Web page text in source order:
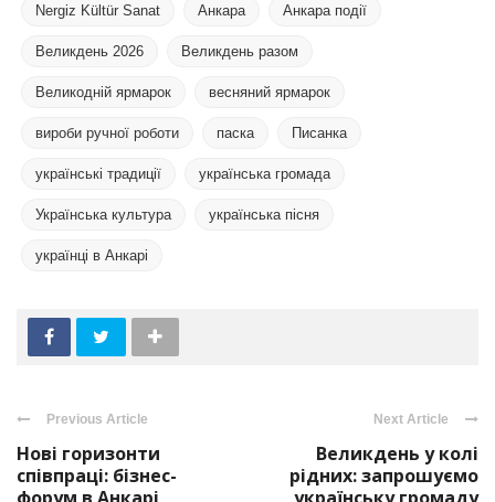
Nergiz Kültür Sanat Анкара Анкара події
Великдень 2026 Великдень разом
Великодній ярмарок весняний ярмарок
вироби ручної роботи паска Писанка
українські традиції українська громада
Українська культура українська пісня
українці в Анкарі
Previous Article
Нові горизонти
співпраці: бізнес-
Next Article
Великдень у колі
рідних: запрошуємо